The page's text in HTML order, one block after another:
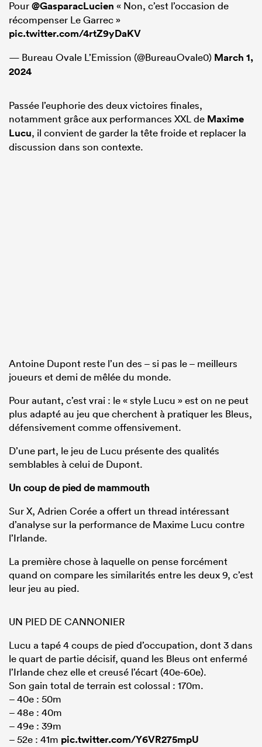
Pour@GasparacLucien « Non, c’est l’occasion de
récompenser Le Garrec »
pic.twitter.com/4rtZ9yDaKV
— Bureau Ovale L’Emission (@BureauOvale0) March 1,
2024
Passée l’euphorie des deux victoires finales,
notamment grâce aux performances XXL de Maxime
Lucu, il convient de garder la tête froide et replacer la
discussion dans son contexte.
Antoine Dupont reste l’un des – si pas le – meilleurs
joueurs et demi de mêlée du monde.
Pour autant, c’est vrai : le « style Lucu » est on ne peut
plus adapté au jeu que cherchent à pratiquer les Bleus,
défensivement comme offensivement.
D’une part, le jeu de Lucu présente des qualités
semblables à celui de Dupont.
Un coup de pied de mammouth
Sur X, Adrien Corée a offert un thread intéressant
d’analyse sur la performance de Maxime Lucu contre
l’Irlande.
La première chose à laquelle on pense forcément
quand on compare les similarités entre les deux 9, c’est
leur jeu au pied.
UN PIED DE CANNONIER
Lucu a tapé 4 coups de pied d’occupation, dont 3 dans
le quart de partie décisif, quand les Bleus ont enfermé
l’Irlande chez elle et creusé l’écart (40e-60e).
Son gain total de terrain est colossal : 170m.
– 40e : 50m
– 48e : 40m
– 49e : 39m
– 52e : 41m pic.twitter.com/Y6VR275mpU